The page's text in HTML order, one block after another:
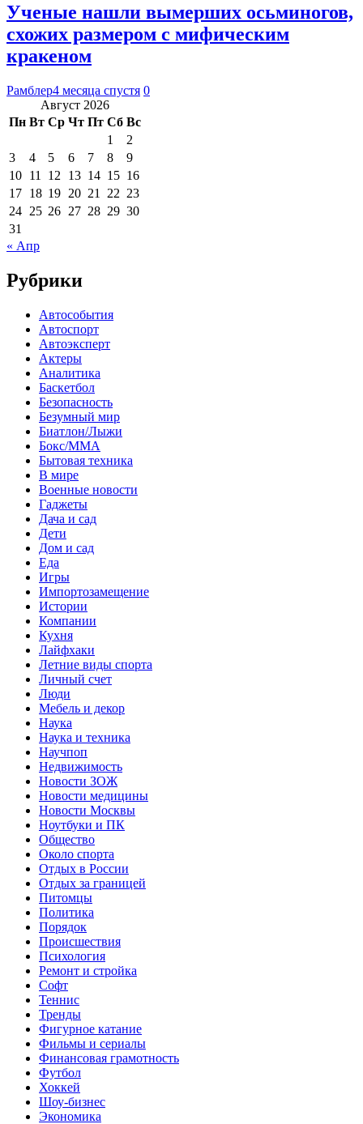
Ученые нашли вымерших осьминогов,
схожих размером с мифическим
кракеном
Рамблер4 месяца спустя 0
Август 2026
Пн Вт Ср Чт Пт Сб Вс
1
2
3
4 5 6 7 8
9
10 11 12 13 14 15 16
17 18 19 20 21 22 23
24 25 26 27 28 29 30
31
« Апр
Рубрики
Автособытия
Автоспорт
Автоэксперт
Актеры
Аналитика
Баскетбол
Безопасность
Безумный мир
Биатлон/Лыжи
Бокс/MMA
Бытовая техника
В мире
Военные новости
Гаджеты
Дача и сад
Дети
Дом и сад
Еда
Игры
Импортозамещение
Истории
Компании
Кухня
Лайфхаки
Летние виды спорта
Личный счет
Люди
Мебель и декор
Наука
Наука и техника
Научпоп
Недвижимость
Новости ЗОЖ
Новости медицины
Новости Москвы
Ноутбуки и ПК
Общество
Около спорта
Отдых в России
Отдых за границей
Питомцы
Политика
Порядок
Происшествия
Психология
Ремонт и стройка
Софт
Теннис
Тренды
Фигурное катание
Фильмы и сериалы
Финансовая грамотность
Футбол
Хоккей
Шоу-бизнес
Экономика